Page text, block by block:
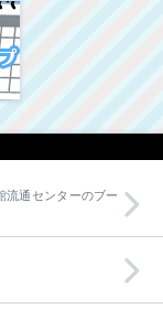
イベント・ワーク
流通センターのブー